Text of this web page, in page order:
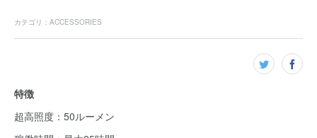
カテゴリ ： ACCESSORIES
特徴
超高照度：50ルーメン